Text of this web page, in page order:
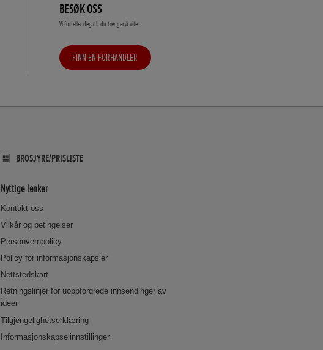
BESØK OSS
Vi forteller deg alt du trenger å vite.
FINN EN FORHANDLER
BROSJYRE/PRISLISTE
Nyttige lenker
Kontakt oss
Vilkår og betingelser
Personvernpolicy
Policy for informasjonskapsler
Nettstedskart
Retningslinjer for uoppfordrede innsendinger av
ideer
Tilgjengelighetserklæring
Informasjonskapselinnstillinger